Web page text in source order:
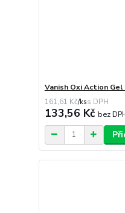
Vanish Oxi Action
161,61 Kč/ks
133,56 Kč bez